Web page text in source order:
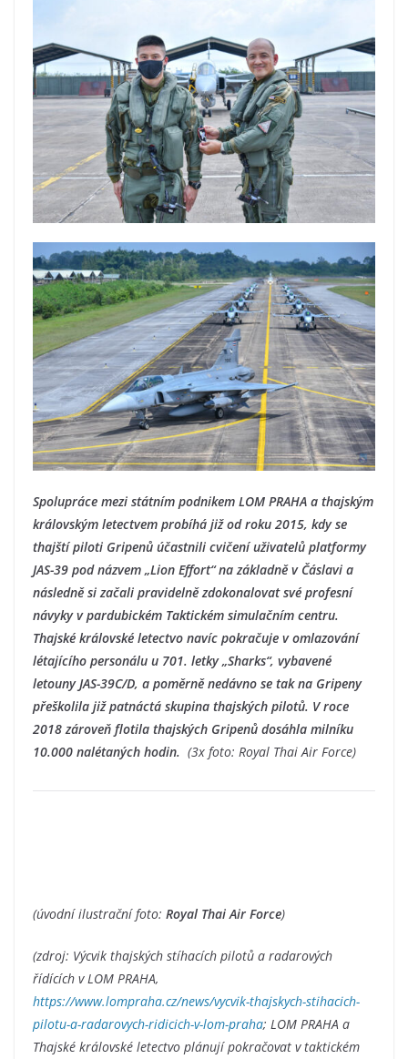
Spolupráce mezi státním podnikem LOM PRAHA a thajským
královským letectvem probíhá již od roku 2015, kdy se
thajští piloti Gripenů účastnili cvičení uživatelů platformy
JAS-39 pod názvem „Lion Effort“ na základně v Čáslavi a
následně si začali pravidelně zdokonalovat své profesní
návyky v pardubickém Taktickém simulačním centru.
Thajské královské letectvo navíc pokračuje v omlazování
létajícího personálu u 701. letky „Sharks“, vybavené
letouny JAS-39C/D, a poměrně nedávno se tak na Gripeny
přeškolila již patnáctá skupina thajských pilotů. V roce
2018 zároveň flotila thajských Gripenů dosáhla milníku
10.000 nalétaných hodin. (3x foto: Royal Thai Air Force)
(úvodní ilustrační foto: Royal Thai Air Force)
(zdroj: Výcvik thajských stíhacích pilotů a radarových
řídících v LOM PRAHA,
https://www.lompraha.cz/news/vycvik-thajskych-stihacich-
pilotu-a-radarovych-ridicich-v-lom-praha; LOM PRAHA a
Thajské královské letectvo plánují pokračovat v taktickém